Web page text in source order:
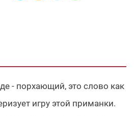
- порхающий, это слово как
игру этой приманки.